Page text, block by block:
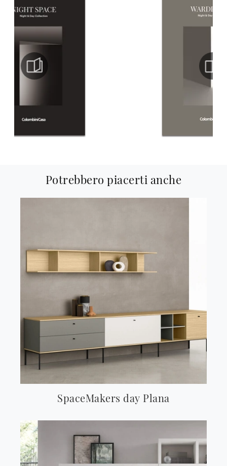
Potrebbero piacerti anche
SpaceMakers day Plana